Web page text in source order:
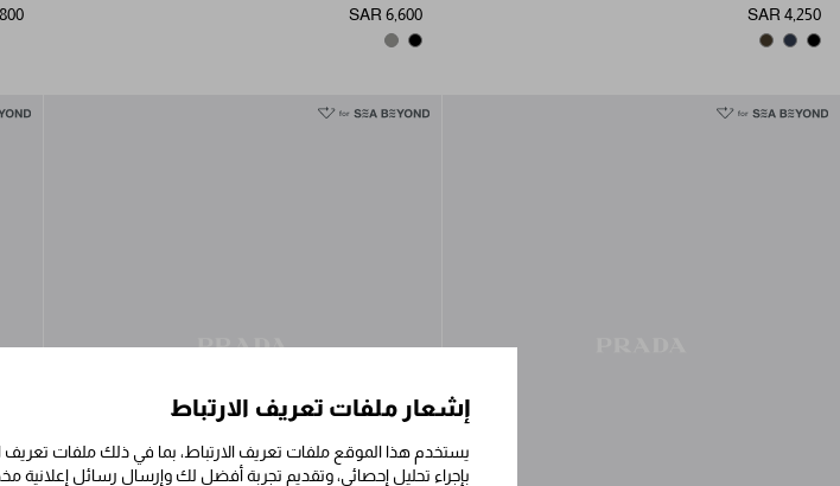
إشعار ملفات تعريف الارتباط
يستخدم هذا الموقع ملفات تعريف الارتباط، بما في ذلك ملفات
بإجراء تحليل إحصائي، وتقديم تجربة أفضل لك وإرسال رسائل إعلانية
SAR 4,250
BLACK
NAVY
FOREST
SAR 6,600
BLACK
BAMBOO/CORK BEIGE